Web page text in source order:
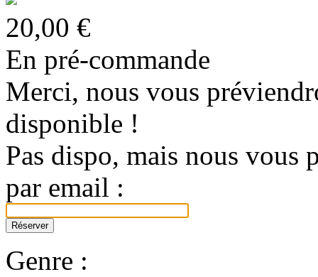
20,00 €
En pré-commande
Merci, nous vous
disponible !
Pas dispo, mais nous vous
par email :
Genre :